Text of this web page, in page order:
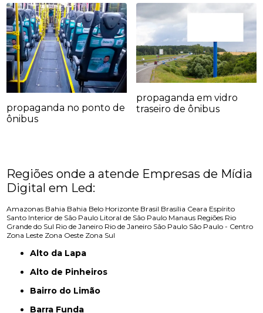
propaganda no ponto de
ônibus
propaganda em vidro
traseiro de ônibus
Regiões onde a atende Empresas de Mídia
Digital em Led:
Amazonas Bahia Bahia Belo Horizonte Brasil Brasília Ceara Espírito
Santo Interior de São Paulo Litoral de São Paulo Manaus Regiões Rio
Grande do Sul Rio de Janeiro Rio de Janeiro São Paulo São Paulo - Centro
Zona Leste Zona Oeste Zona Sul
Alto da Lapa
Alto de Pinheiros
Bairro do Limão
Barra Funda